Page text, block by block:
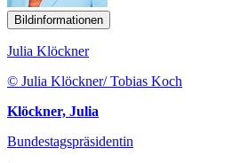
Bildinformationen
Julia Klöckner
© Julia Klöckner/ Tobias Koch
Klöckner, Julia
Bundestagspräsidentin